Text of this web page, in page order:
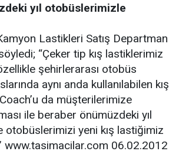
yıl otobüslerimizle
Lastikleri Satış Departman
“Çeker tip kış lastiklerimiz
şehirlerarası otobüs
aynı anda kullanılabilen kış
da müşterilerimize
ile beraber önümüzdeki yıl
otobüslerimizi yeni kış lastiğimiz
www.tasimacilar.com 06.02.2012